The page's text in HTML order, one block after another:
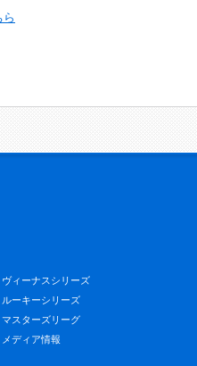
ヴィーナスシリーズ
ルーキーシリーズ
マスターズリーグ
メディア情報